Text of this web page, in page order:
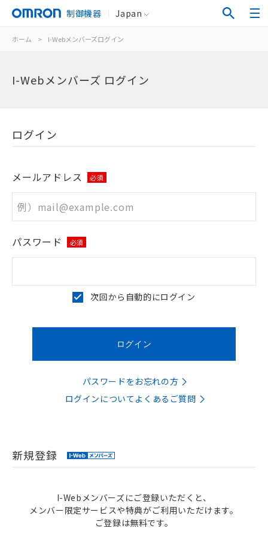
制御機器 Japan
ホーム > I-Webメンバーズログイン
I-Webメンバーズ ログイン
ログイン
メールアドレス 必須
パスワード 必須
次回から自動的にログイン
パスワードをお忘れの方
ログインについてよくあるご質問
新規登録
I-Webメンバーズにご登録いただくと、
メンバー限定サービスや特典がご利用いただけます。
ご登録は無料です。